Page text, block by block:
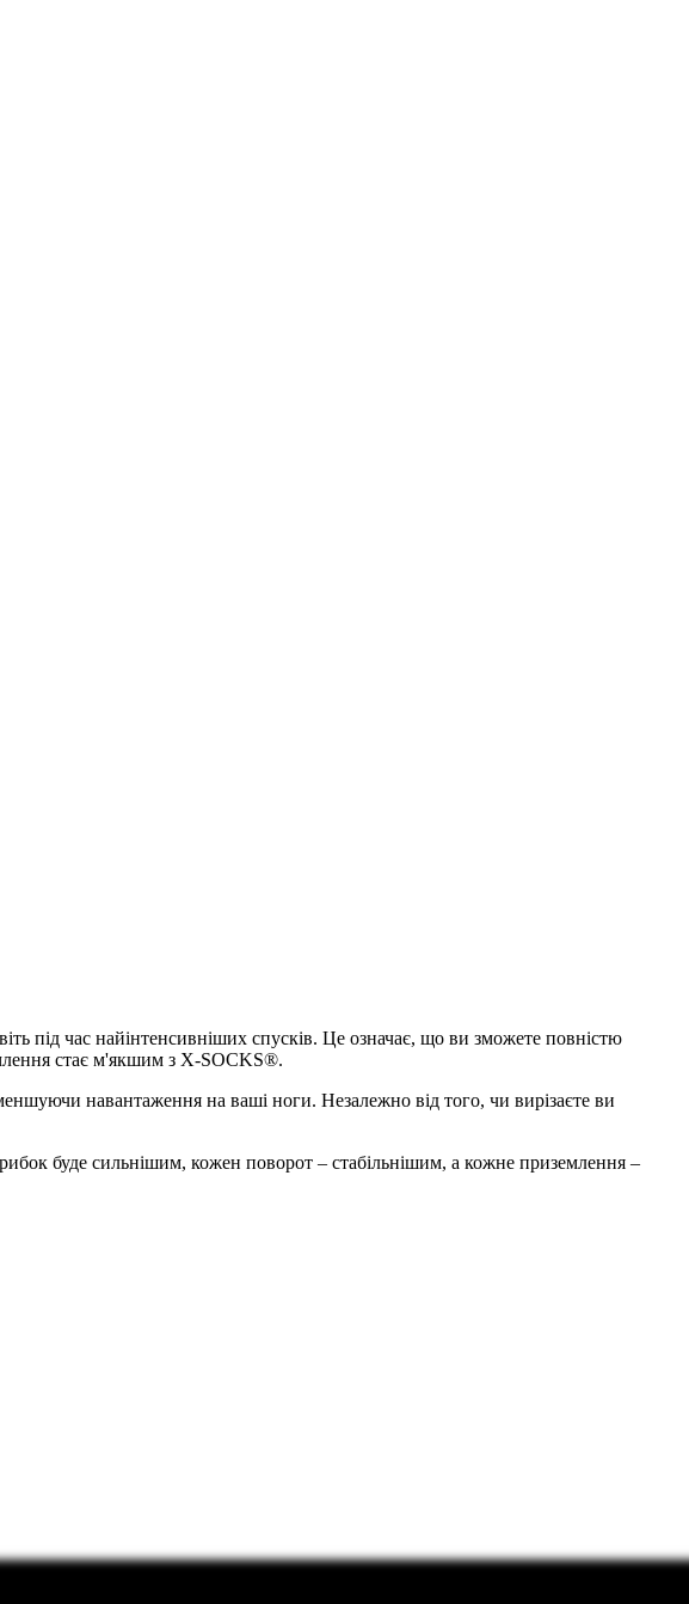
під час найінтенсивніших спусків. Це означає, що ви зможете повністю
стає м'якшим з X-SOCKS®.
навантаження на ваші ноги. Незалежно від того, чи вирізаєте ви
буде сильнішим, кожен поворот – стабільнішим, а кожне приземлення –